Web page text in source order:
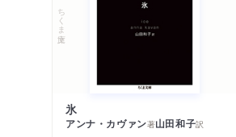
ちくま文庫
氷
アンナ・カヴァン著山田和子訳